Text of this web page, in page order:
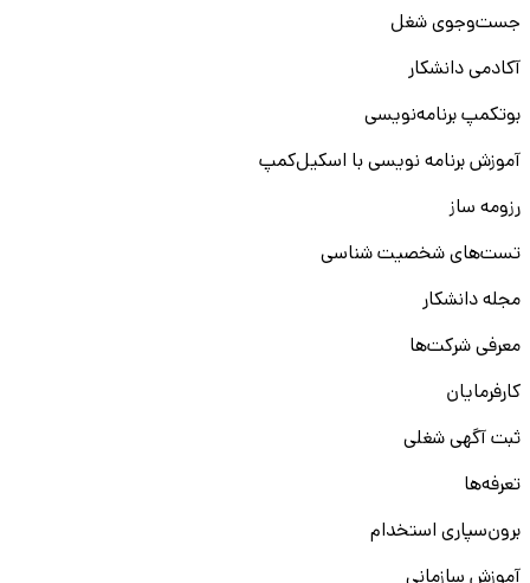
جست‌و‌جوی شغل
آکادمی دانشکار
بوتکمپ برنامه‌نویسی
آموزش برنامه نویسی با اسکیل‌کمپ
رزومه ساز
تست‌های شخصیت شناسی
مجله دانشکار
معرفی شرکت‌ها
کارفرمایان
ثبت آگهی شغلی
تعرفه‌ها
برون‌سپاری استخدام